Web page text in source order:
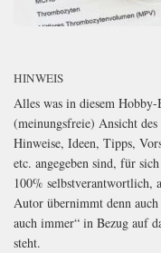
HINWEIS
Alles was in diesem
(meinungsfreie) Ansicht
Hinweise, Ideen, Tipps,
etc. angegeben sind, für
100% selbstverantwortlich,
Autor übernimmt denn
auch immer“ in Bezug auf
steht.